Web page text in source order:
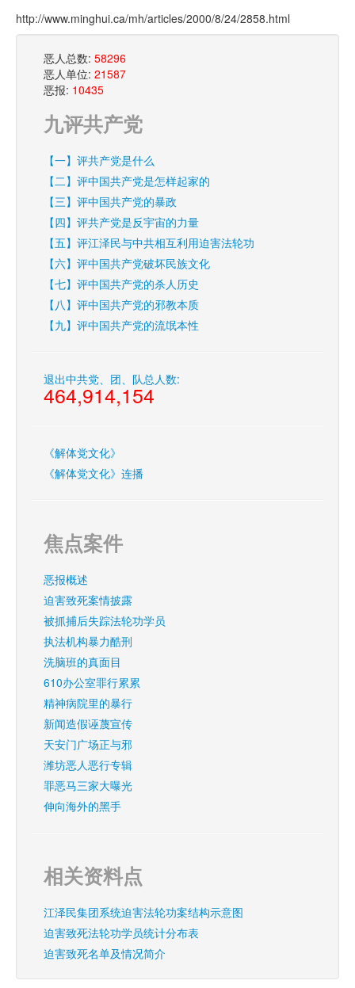
http://www.minghui.ca/mh/articles/2000/8/24/2858.html
恶人总数: 58296
恶人单位: 21587
恶报: 10435
九评共产党
【一】评共产党是什么
【二】评中国共产党是怎样起家的
【三】评中国共产党的暴政
【四】评共产党是反宇宙的力量
【五】评江泽民与中共相互利用迫害法轮功
【六】评中国共产党破坏民族文化
【七】评中国共产党的杀人历史
【八】评中国共产党的邪教本质
【九】评中国共产党的流氓本性
退出中共党、团、队总人数:
464,914,154
《解体党文化》
《解体党文化》连播
焦点案件
恶报概述
迫害致死案情披露
被抓捕后失踪法轮功学员
执法机构暴力酷刑
洗脑班的真面目
610办公室罪行累累
精神病院里的暴行
新闻造假诬蔑宣传
天安门广场正与邪
潍坊恶人恶行专辑
罪恶马三家大曝光
伸向海外的黑手
相关资料点
江泽民集团系统迫害法轮功案结构示意图
迫害致死法轮功学员统计分布表
迫害致死名单及情况简介